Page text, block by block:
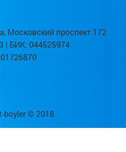
Московский проспект 172
| БИК: 044525974
boyler © 2018